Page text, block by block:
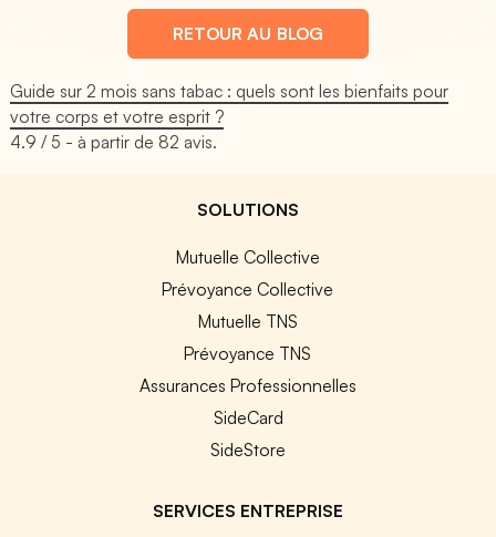
RETOUR AU BLOG
Guide sur 2 mois sans tabac : quels sont les bienfaits pour
votre corps et votre esprit ?
4.9 / 5 - à partir de 82 avis.
SOLUTIONS
Mutuelle Collective
Prévoyance Collective
Mutuelle TNS
Prévoyance TNS
Assurances Professionnelles
SideCard
SideStore
SERVICES ENTREPRISE